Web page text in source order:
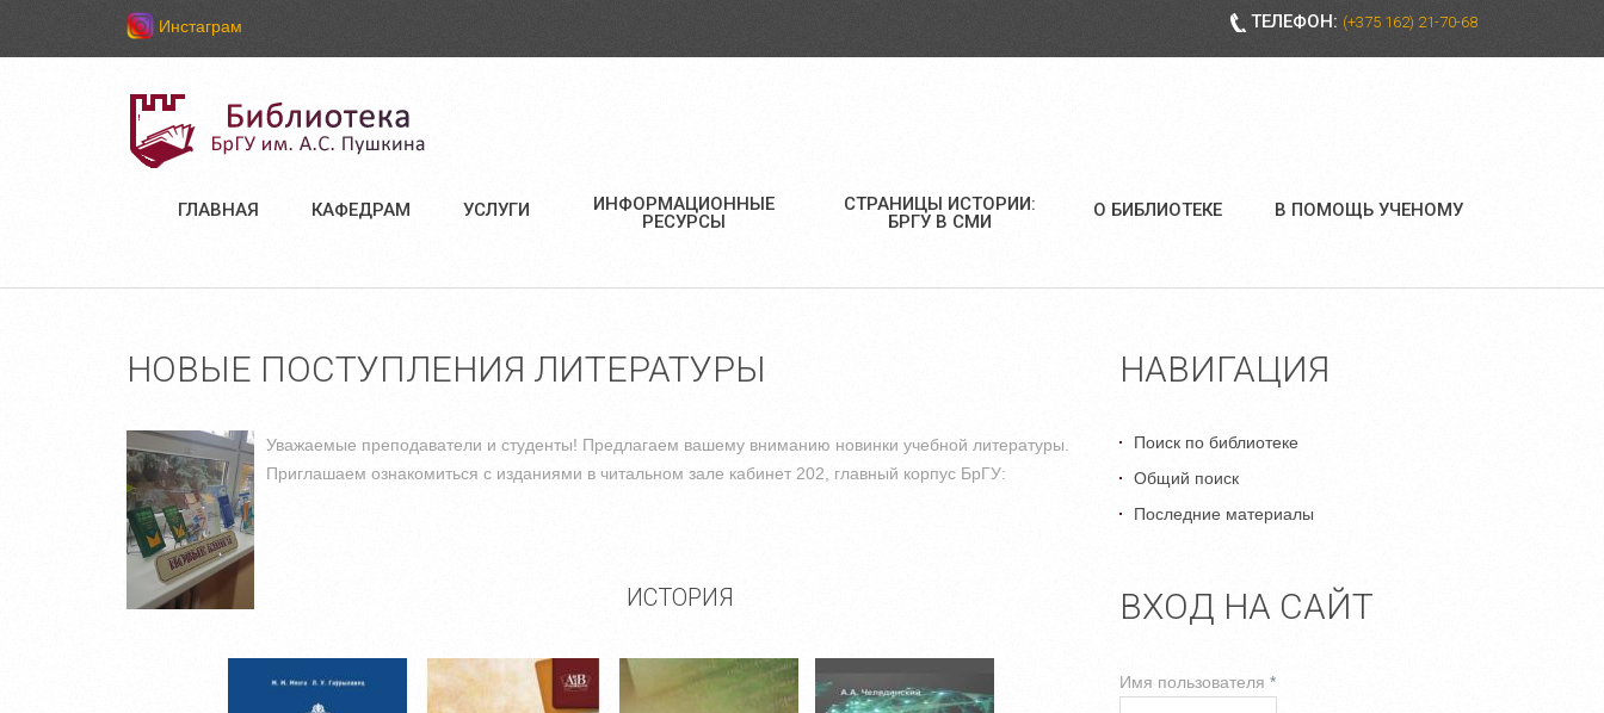
ТЕЛЕФОН: (+375 162) 21-70-68
Инстаграм
ГЛАВНАЯ КАФЕДРАМ УСЛУГИ
ИНФОРМАЦИОННЫЕ
РЕСУРСЫ
СТРАНИЦЫ ИСТОРИИ:
БРГУ В СМИ
О БИБЛИОТЕКЕ В ПОМОЩЬ УЧЕНОМУ
НАВИГАЦИЯ
Поиск по библиотеке
Общий поиск
Последние материалы
ВХОД НА САЙТ
Имя пользователя *
НОВЫЕ ПОСТУПЛЕНИЯ ЛИТЕРАТУРЫ
Уважаемые преподаватели и студенты! Предлагаем вашему вниманию новинки учебной литературы.
Приглашаем ознакомиться с изданиями в читальном зале кабинет 202, главный корпус БрГУ:
ИСТОРИЯ